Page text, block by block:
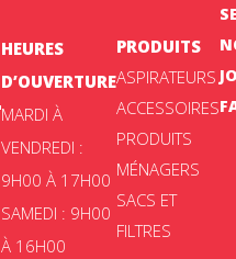
HEURES
D’OUVERTURE
MARDI À
VENDREDI :
9H00 À 17H00
SAMEDI : 9H00
À 16H00
PRODUITS
ASPIRATEURS
ACCESSOIRES
PRODUITS
MÉNAGERS
SACS ET
FILTRES